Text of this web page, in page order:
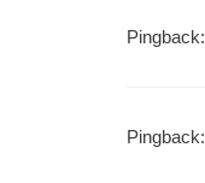
Pingback:
Pingback: